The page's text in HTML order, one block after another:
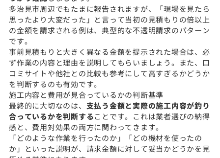
多治見市周辺でもたまに報告されますが、「現場を見たら
思ったより大変だった」と言って当初の見積もりの倍以上
の金額を請求される例は、典型的な不透明請求のパターン
です。
事前見積もりと大きく異なる金額を提示された場合は、必
ず作業の内容と理由を説明してもらいましょう。また、口
コミサイトや他社との比較も参考にして高すぎるかどうか
を判断するのも有効です。
施工内容と費用が見合っているかの判断基準
最終的に大切なのは、 支払う金額と実際の施工内容が釣り
合っているかを判断することです。これは業者選びの納得
感と、費用対効果の両方に関わってきます。
「どのような作業を行ったのか」「どの機材を使ったの
か」といった説明が、請求金額に対して妥当かどうかを見